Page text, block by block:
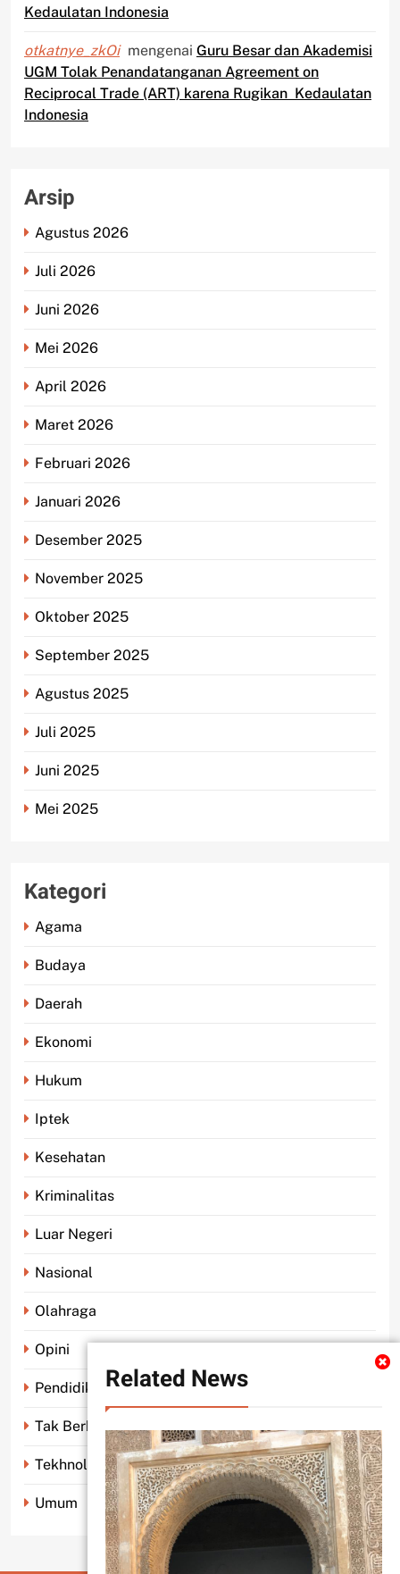
Related News
Kedaulatan Indonesia
otkatnye_zkOi mengenai Guru Besar dan Akademisi
UGM Tolak Penandatanganan Agreement on
Reciprocal Trade (ART) karena Rugikan Kedaulatan
Indonesia
Arsip
Agustus 2026
Juli 2026
Juni 2026
Mei 2026
April 2026
Maret 2026
Februari 2026
Januari 2026
Desember 2025
November 2025
Oktober 2025
September 2025
Agustus 2025
Juli 2025
Juni 2025
Mei 2025
Kategori
Agama
Budaya
Daerah
Ekonomi
Hukum
Iptek
Kesehatan
Kriminalitas
Luar Negeri
Nasional
Olahraga
Opini
Pendidikan
Tak Berkategori
Tekhnologi
Umum